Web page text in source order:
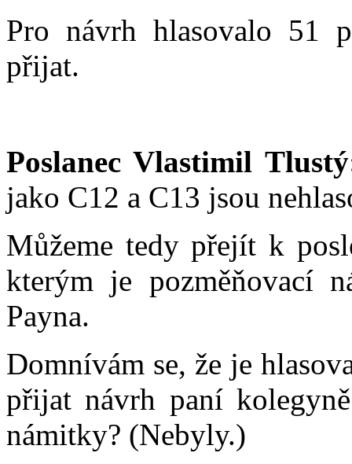
Pro návrh hlasovalo 51
přijat.
Poslanec Vlastimil
jako C12 a C13 jsou
Můžeme tedy přejít k
kterým je pozměňovací
Payna.
Domnívám se, že je
přijat návrh paní
námitky? (Nebyly.)